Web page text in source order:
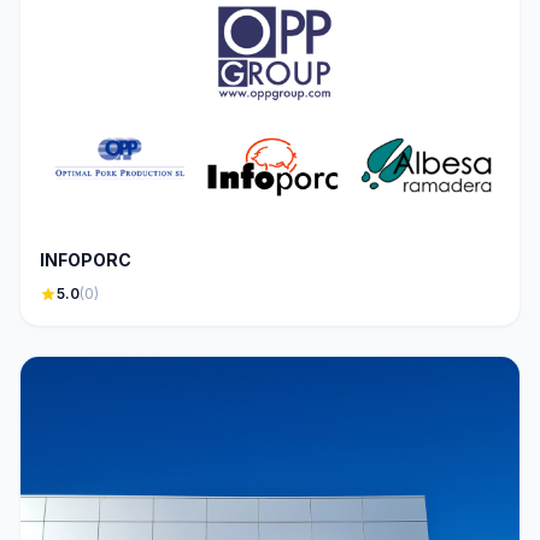
INFOPORC
star5.0(0)